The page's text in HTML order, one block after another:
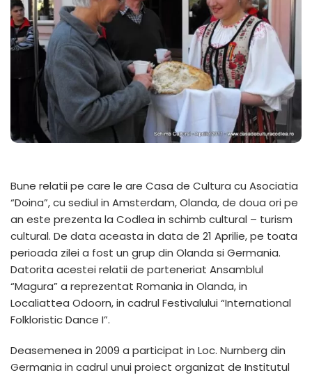
Bune relatii pe care le are Casa de Cultura cu Asociatia
“Doina”, cu sediul in Amsterdam, Olanda, de doua ori pe
an este prezenta la Codlea in schimb cultural – turism
cultural. De data aceasta in data de 21 Aprilie, pe toata
perioada zilei a fost un grup din Olanda si Germania.
Datorita acestei relatii de parteneriat Ansamblul
“Magura” a reprezentat Romania in Olanda, in
Localiattea Odoorn, in cadrul Festivalului “International
Folkloristic Dance I”.
Deasemenea in 2009 a participat in Loc. Nurnberg din
Germania in cadrul unui proiect organizat de Institutul